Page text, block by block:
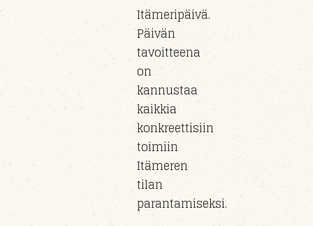
Itämeripäivä.
Päivän
tavoitteena
on
kannustaa
kaikkia
konkreettisiin
toimiin
Itämeren
tilan
parantamiseksi.